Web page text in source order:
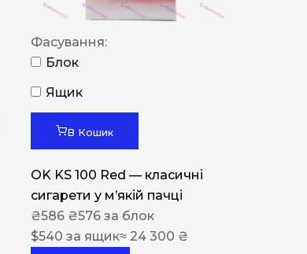
Фасування:
Блок
Ящик
В Кошик
OK KS 100 Red — класичні
сигарети у м’якій пачці
₴586 ₴576 за блок
$540 за ящик≈ 24 300 ₴